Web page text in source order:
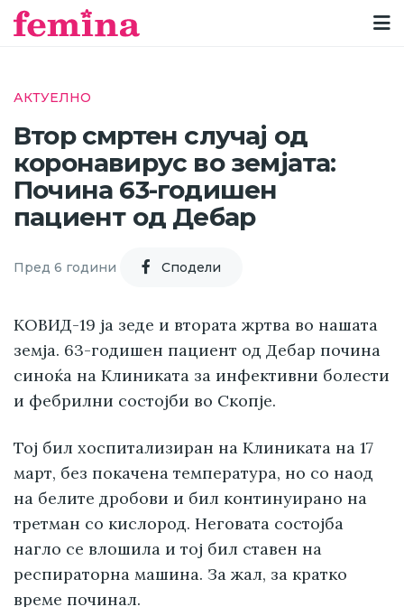
АКТУЕЛНО
Втор смртен случај од
коронавирус во земјата:
Почина 63-годишен
пациент од Дебар
Пред 6 години Cподели
КОВИД-19 ја зеде и втората жртва во нашата
земја. 63-годишен пациент од Дебар почина
синоќа на Клиниката за инфективни болести
и фебрилни состојби во Скопје.
Тој бил хоспитализиран на Клиниката на 17
март, без покачена температура, но со наод
на белите дробови и бил континуирано на
третман со кислород. Неговата состојба
нагло се влошила и тој бил ставен на
респираторна машина. За жал, за кратко
време починал.